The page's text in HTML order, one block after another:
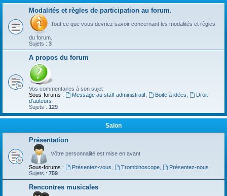
Modalités et règles de participation au forum.
Tout ce que vous devriez savoir concernant les modalités et règles
du forum.
Sujets : 3
A propos du forum
Vos commentaires à son sujet
Sous-forums :
Message au staff administratif, Boite à idées
Droit
d'auteurs
Sujets : 129
Salon
Présentation
Vôtre personnalité est mise en avant
Sous-forums : Présentez-vous Trombinoscope,
Présentez-nous
Sujets : 759
Rencontres musicales